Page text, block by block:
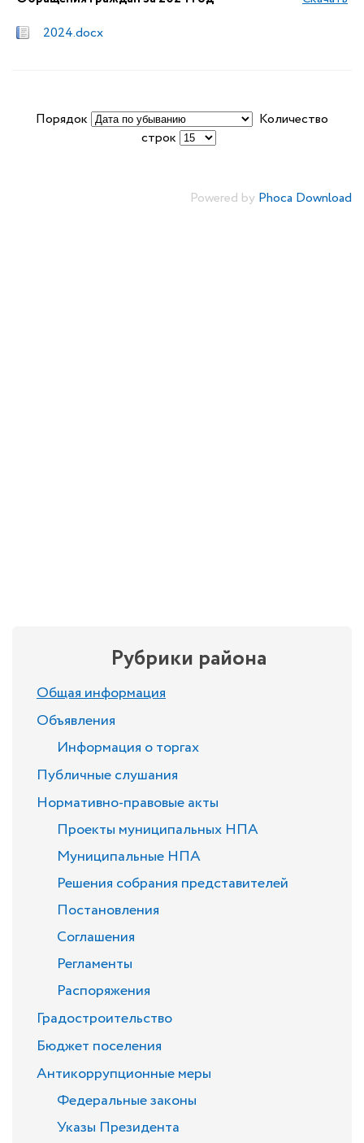
2024.docx
Порядок
Количество
строк
Powered by Phoca Download
Рубрики района
Общая информация
Объявления
Информация о торгах
Публичные слушания
Нормативно-правовые акты
Проекты муниципальных НПА
Муниципальные НПА
Решения собрания представителей
Постановления
Соглашения
Регламенты
Распоряжения
Градостроительство
Бюджет поселения
Антикоррупционные меры
Федеральные законы
Указы Президента